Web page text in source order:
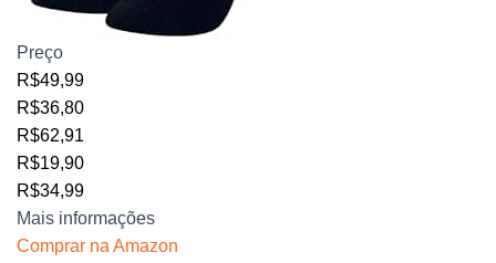
Preço
R$49,99
R$36,80
R$62,91
R$19,90
R$34,99
Mais informações
Comprar na Amazon